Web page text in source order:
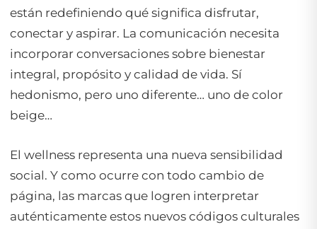
están redefiniendo qué significa disfrutar,
conectar y aspirar. La comunicación necesita
incorporar conversaciones sobre bienestar
integral, propósito y calidad de vida. Sí
hedonismo, pero uno diferente… uno de color
beige…
El wellness representa una nueva sensibilidad
social. Y como ocurre con todo cambio de
página, las marcas que logren interpretar
auténticamente estos nuevos códigos culturales